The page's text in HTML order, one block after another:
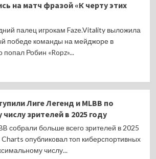
на матч фразой «К черту этих
палец игрокам Faze.Vitality выложила
победе команды на мейджоре в
Робин «Ropz»...
Лиге Легенд и MLBB по
зрителей в 2025 году
собрали больше всего зрителей в 2025
опубликовал топ киберспортивных
числу...